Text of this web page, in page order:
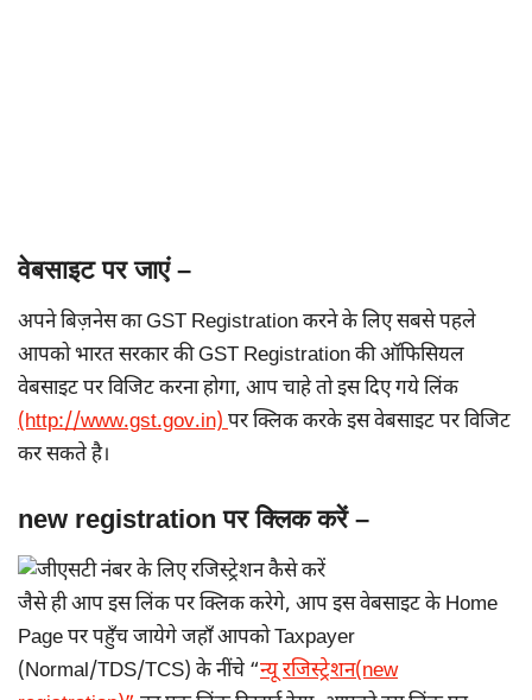
वेबसाइट पर जाएं –
अपने बिज़नेस का GST Registration करने के लिए सबसे पहले
आपको भारत सरकार की GST Registration की ऑफिसियल
वेबसाइट पर विजिट करना होगा, आप चाहे तो इस दिए गये लिंक
(http://www.gst.gov.in)पर क्लिक करके इस वेबसाइट पर विजिट
कर सकते है।
new registration पर क्लिक करें –
जैसे ही आप इस लिंक पर क्लिक करेगे, आप इस वेबसाइट के Home
Page पर पहुँच जायेगे जहाँ आपको Taxpayer
(Normal/TDS/TCS) के नींचे “न्यू रजिस्ट्रेशन(new